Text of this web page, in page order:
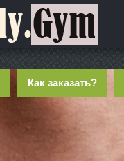
Как заказать?